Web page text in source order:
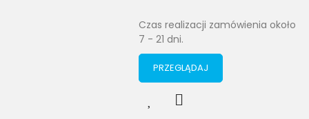
Czas realizacji zamówienia około
7 - 21 dni.
PRZEGLĄDAJ